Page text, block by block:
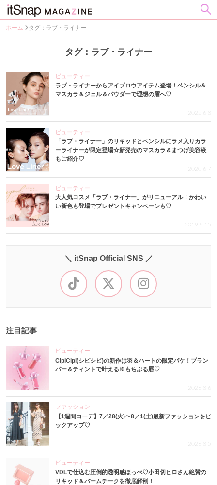
ホーム タグ：ラブ・ライナー
タグ：ラブ・ライナー
ビューティー
ラブ・ライナーからアイブロウアイテム登場！ペンシル＆
マスカラ＆ジェル＆パウダーで理想の眉へ♡
2022.6.8
ビューティー
「ラブ・ライナー」のリキッドとペンシルにラメ入りカラ
ーライナーが限定登場☆新発売のマスカラ＆まつげ美容液
もご紹介♡
2020.6.7
ビューティー
大人気コスメ「ラブ・ライナー」がリニューアル！かわい
い新色も登場でプレゼントキャンペーンも♡
2019.9.15
＼ itSnap Official SNS ／
注目記事
ビューティー
CipiCipi(シピシピ)の新作は羽＆ハートの限定パケ！プラン
パー＆ティントで叶える※もちぷる唇♡
2026.8.6
ファッション
【1週間コーデ】7／28(火)〜8／1(土)最新ファッションをピ
ックアップ♡
2026.8.5
ビューティー
VDLで仕込む圧倒的透明感ほっぺ♡小田切ヒロさん絶賛の
リキッド＆バームチークを徹底解剖！